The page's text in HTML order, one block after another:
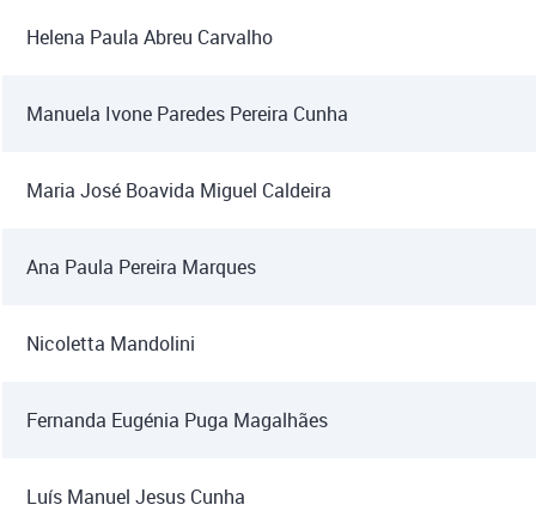
Helena Paula Abreu Carvalho
Manuela Ivone Paredes Pereira Cunha
Maria José Boavida Miguel Caldeira
Ana Paula Pereira Marques
Nicoletta Mandolini
Fernanda Eugénia Puga Magalhães
Luís Manuel Jesus Cunha